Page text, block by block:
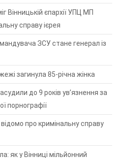
Вінницькій єпархії УПЦ МП
справу ієрея
ЗСУ стане генерал із
загинула 85-річна жінка
до 9 років ув’язнення за
порнографії
про кримінальну справу
як у Вінниці мільйонний